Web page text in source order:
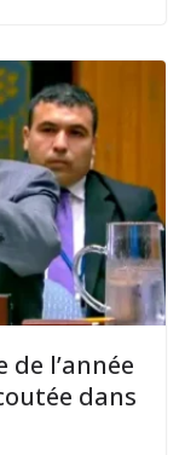
l’année
dans